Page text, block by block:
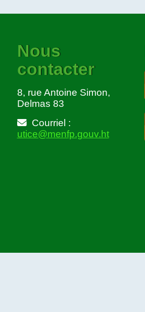
Nous
contacter
8, rue Antoine Simon,
Delmas 83
Courriel :
utice@menfp.gouv.ht